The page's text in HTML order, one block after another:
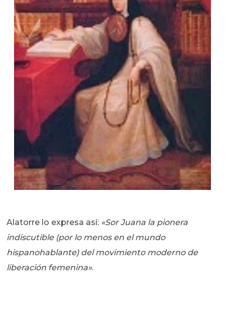
Alatorre lo expresa así: «Sor Juana la pionera
indiscutible (por lo menos en el mundo
hispanohablante) del movimiento moderno de
liberación femenina».